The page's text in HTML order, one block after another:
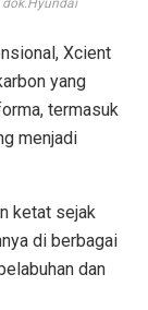
Xcient
yang
termasuk
menjadi
ketat sejak
di berbagai
dan